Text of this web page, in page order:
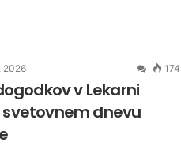
2026 174
v Lekarni
svetovnem dnevu